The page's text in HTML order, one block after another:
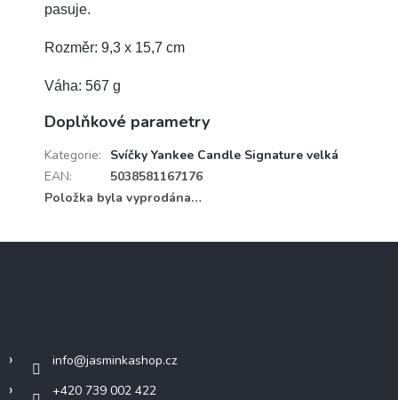
pasuje.
Rozměr: 9,3 x 15,7 cm
Váha: 567 g
Doplňkové parametry
Kategorie:
Svíčky Yankee Candle Signature velká
EAN:
5038581167176
Položka byla vyprodána…
info@jasminkashop.cz
+420 739 002 422